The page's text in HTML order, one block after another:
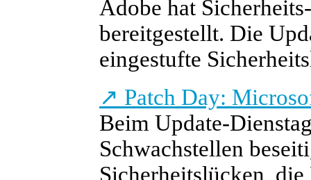
Adobe hat
bereitgestellt. Die
eingestufte
↗ Patch Day:
Beim Update-
Schwachstellen
Sicherheitslücken,